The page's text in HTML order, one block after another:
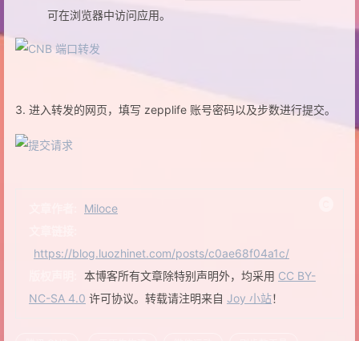
可在浏览器中访问应用。
3. 进入转发的网页，填写 zepplife 账号密码以及步数进行提交。
Miloce
https://blog.luozhinet.com/posts/c0ae68f04a1c/
本博客所有文章除特别声明外，均采用 CC BY-
NC-SA 4.0 许可协议。转载请注明来自 Joy 小站！